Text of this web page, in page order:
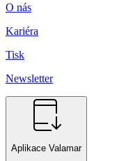
O nás
Kariéra
Tisk
Newsletter
Aplikace Valamar